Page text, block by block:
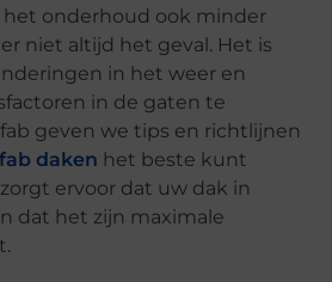
het onderhoud ook minder
niet altijd het geval. Het is
in het weer en
in de gaten te
geven we tips en richtlijnen
daken het beste kunt
ervoor dat uw dak in
dat het zijn maximale